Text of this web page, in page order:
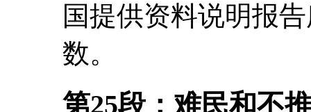
国提供资料说明报
数。
第25段：难民和不